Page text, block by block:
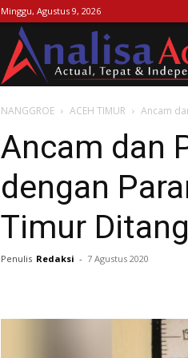
Minggu, Agustus 9, 2026
NANGGROE ACEH TIMUR Ancam
Ancam dan
dengan
Timur
Penulis Redaksi - 7 Agustus 2020